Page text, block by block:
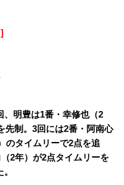
、明豊は1番・幸修也（2
先制。3回には2番・阿南心
のタイムリーで2点を追
2年）が2点タイムリーを